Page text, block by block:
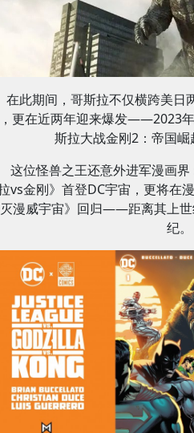
在此期间，哥斯拉不仅横跨美日
更在近两年迎来爆发——2023
斯拉大战金刚2：帝国崛
这位怪兽之王还意外进军漫画
vs金刚》首登DC宇宙，更将在
漫威宇宙》回归——距离其上
纪。